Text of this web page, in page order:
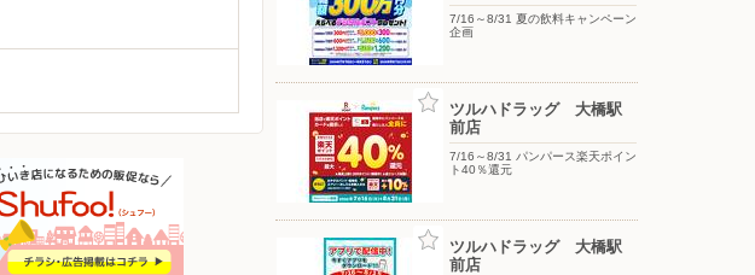
7/16～8/31 夏の飲料キャンペーン
企画
ツルハドラッグ 大橋駅
前店
7/16～8/31 パンパース楽天ポイン
ト40％還元
ツルハドラッグ 大橋駅
前店